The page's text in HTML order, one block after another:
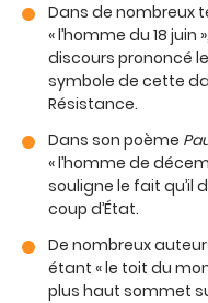
Dans de nombreux
« l’homme du 18
discours prononcé le
symbole de cette
Résistance.
Dans son poème
« l’homme de
souligne le fait qu’il
coup d’État.
De nombreux
étant « le toit du
plus haut sommet